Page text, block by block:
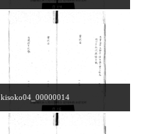
kisoko04_00000014